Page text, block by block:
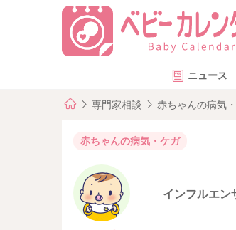
ニュース
専門家相談 赤ちゃんの病気
赤ちゃんの病気・ケガ
インフルエン